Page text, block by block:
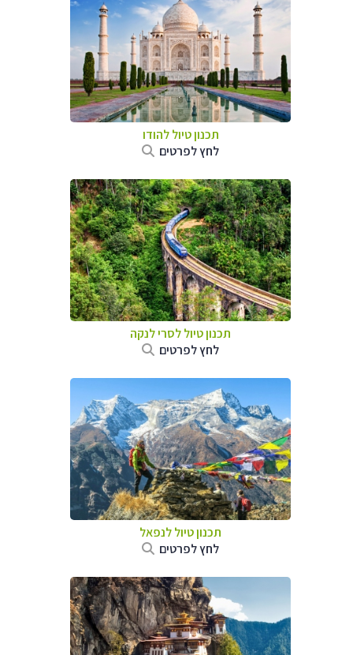
תכנון טיוללהודו
לחץ לפרטים
תכנון טיוללסרי לנקה
לחץ לפרטים
תכנון טיול לנפאל
לחץ לפרטים